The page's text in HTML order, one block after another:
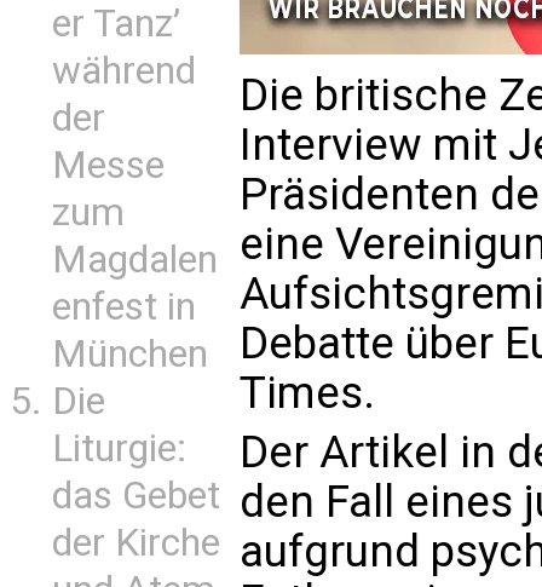
er Tanz’
während
der
Messe
zum
Magdalen
enfest in
München
Die
Liturgie:
das Gebet
der Kirche
Die britische
Interview mit
Präsidenten
eine
Debatte über
Times.
Der Artikel in
den Fall eines
aufgrund